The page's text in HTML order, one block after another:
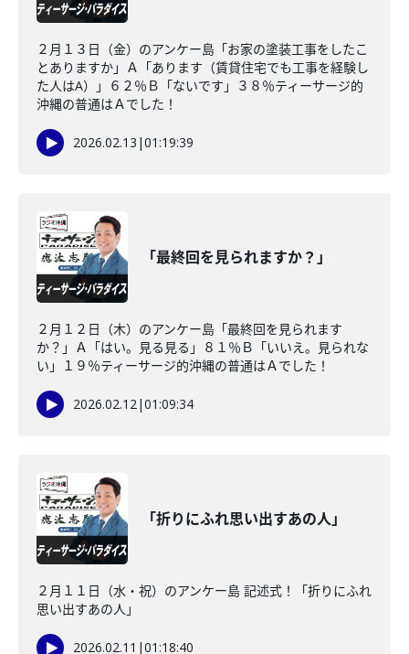
２月１３日（金）のアンケー島「お家の塗装工事をしたこ
とありますか」Ａ「あります（賃貸住宅でも工事を経験し
た人はA）」６２％Ｂ「ないです」３８％ティーサージ的
沖縄の普通はＡでした！
2026.02.13 |01:19:39
「最終回を見られますか？」
２月１２日（木）のアンケー島「最終回を見られます
か？」Ａ「はい。見る見る」８１％Ｂ「いいえ。見られな
い」１９％ティーサージ的沖縄の普通はＡでした！
2026.02.12|01:09:34
「折りにふれ思い出すあの人」
２月１１日（水・祝）のアンケー島 記述式！「折りにふれ
思い出すあの人」
2026.02.11 |01:18:40